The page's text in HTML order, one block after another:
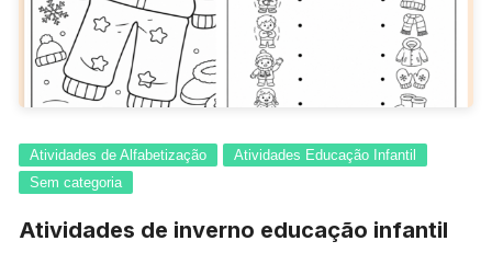
Atividades de Alfabetização
Atividades Educação Infantil
Sem categoria
Atividades de inverno educação infantil